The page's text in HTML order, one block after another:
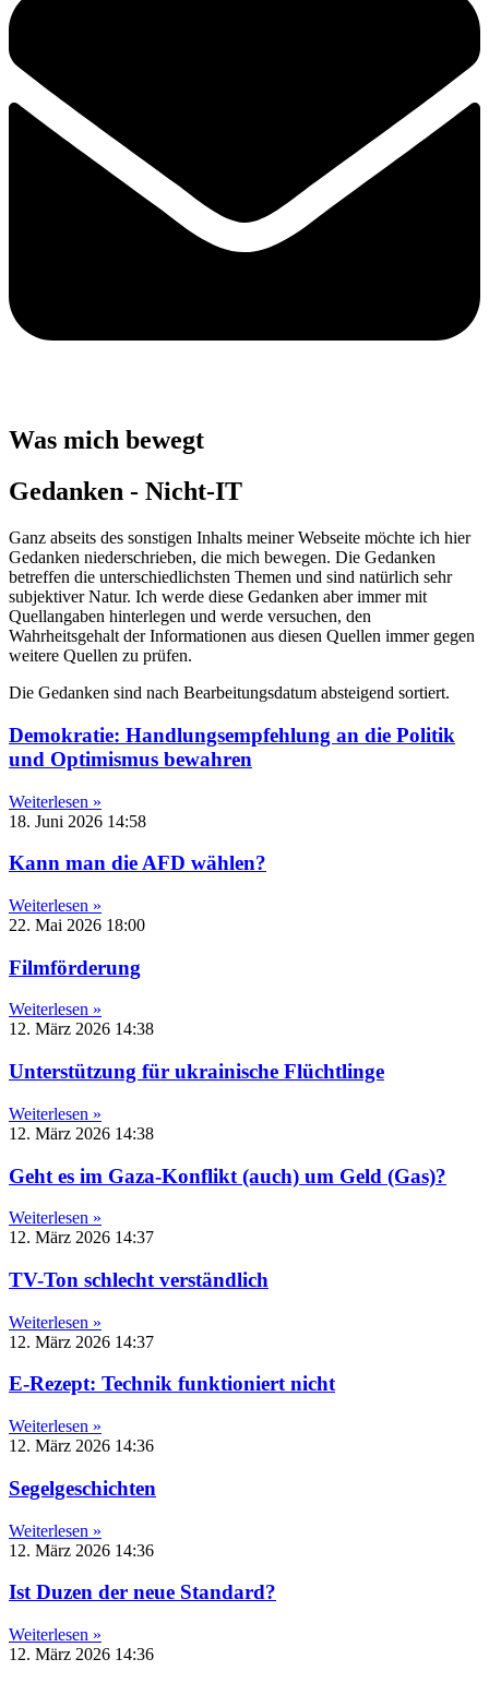
Was mich bewegt
Gedanken - Nicht-IT
Ganz abseits des sonstigen Inhalts meiner Webseite möchte ich hier
Gedanken niederschrieben, die mich bewegen. Die Gedanken
betreffen die unterschiedlichsten Themen und sind natürlich sehr
subjektiver Natur. Ich werde diese Gedanken aber immer mit
Quellangaben hinterlegen und werde versuchen, den
Wahrheitsgehalt der Informationen aus diesen Quellen immer gegen
weitere Quellen zu prüfen.
Die Gedanken sind nach Bearbeitungsdatum absteigend sortiert.
Demokratie: Handlungsempfehlung an die Politik
und Optimismus bewahren
Weiterlesen »
18. Juni 2026 14:58
Kann man die AFD wählen?
Weiterlesen »
22. Mai 2026 18:00
Filmförderung
Weiterlesen »
12. März 2026 14:38
Unterstützung für ukrainische Flüchtlinge
Weiterlesen »
12. März 2026 14:38
Geht es im Gaza-Konflikt (auch) um Geld (Gas)?
Weiterlesen »
12. März 2026 14:37
TV-Ton schlecht verständlich
Weiterlesen »
12. März 2026 14:37
E-Rezept: Technik funktioniert nicht
Weiterlesen »
12. März 2026 14:36
Segelgeschichten
Weiterlesen »
12. März 2026 14:36
Ist Duzen der neue Standard?
Weiterlesen »
12. März 2026 14:36